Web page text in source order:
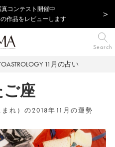
コンテスト開催中
作品をレビューします
Search
11月の占い
座
れ）の2018年11月の運勢